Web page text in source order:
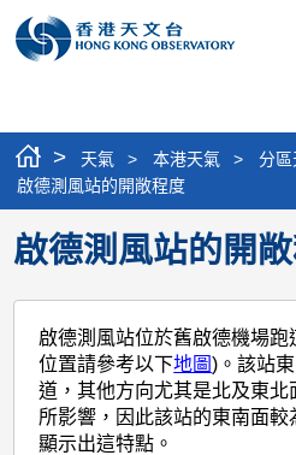
> 天氣 > 本港天氣 > 分區
啟德測風站的開敞程度
啟德測風站的開
啟德測風站位於舊啟德機場
位置請參考以下地圖)。該站
道，其他方向尤其是北及東北
所影響，因此該站的東南面較
顯示出這特點。